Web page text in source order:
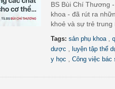
BS Bùi Chí Thương
khoa - đã rút ra
khoẻ và sự trẻ
Tags: sản phụ khoa
dược
luyện tập thể
y học
Công việc bác